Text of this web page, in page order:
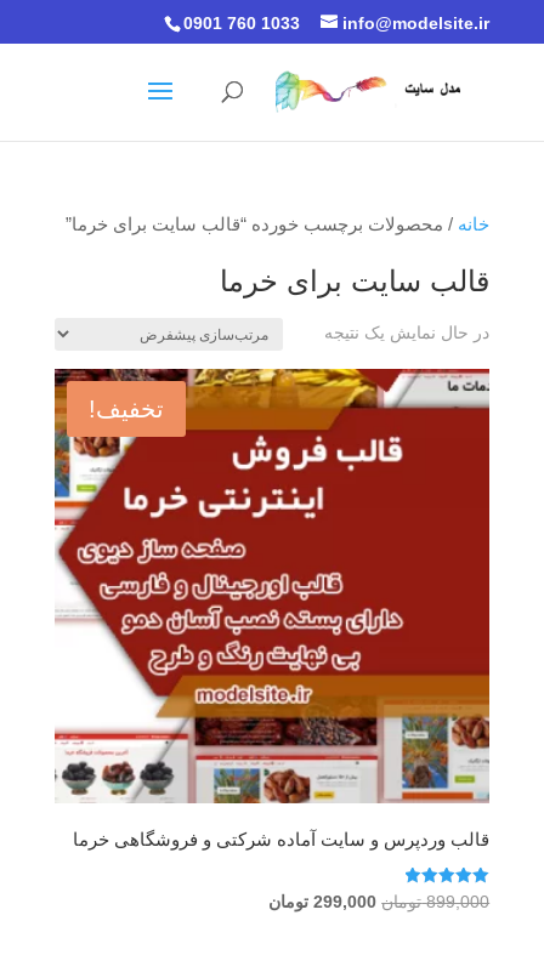
0901 760 1033 info@modelsite.ir
خانه / محصولات برچسب خورده “قالب سایت برای خرما”
قالب سایت برای خرما
در حال نمایش یک نتیجه
تخفیف!
قالب وردپرس و سایت آماده شرکتی و فروشگاهی خرما
امتیاز
5.00
899,000 تومان قیمت
299,000 تومانقیمت